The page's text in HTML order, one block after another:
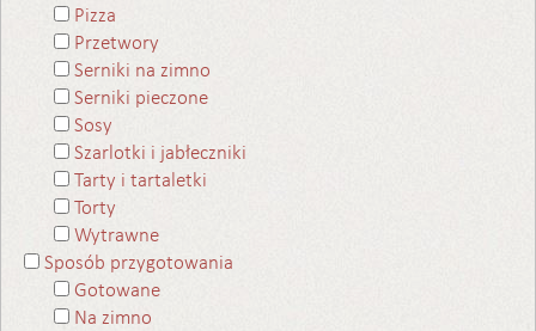
Pizza
Przetwory
Serniki na zimno
Serniki pieczone
Sosy
Szarlotki i jabłeczniki
Tarty i tartaletki
Torty
Wytrawne
Sposób przygotowania
Gotowane
Na zimno